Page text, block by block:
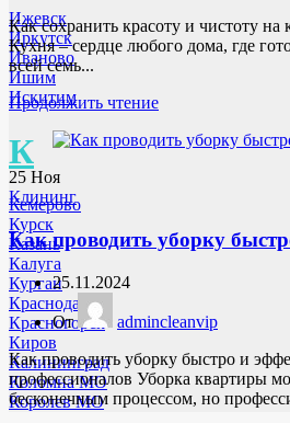
Ижевск
Иркутск
Иваново
Ишим
Искитим
К
Кемерово
Курск
Казань
Калуга
Курган
Краснодар
Красногорск
Киров
Калининград
Коломна МО
Королев МО
Как сохранить красоту и чистоту на
Кухня – сердце любого дома, где
всей семь...
Продолжить чтение
25 Ноя
Клининг
Как проводить уборку
25.11.2024
От
admincleanvip
Как проводить уборку быстро и
профессионалов Уборка квартиры
бесконечным процессом, но